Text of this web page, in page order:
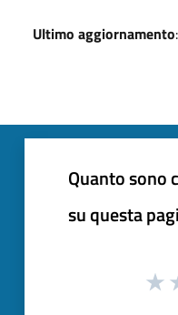
Ultimo aggiornamento
Quanto sono
su questa